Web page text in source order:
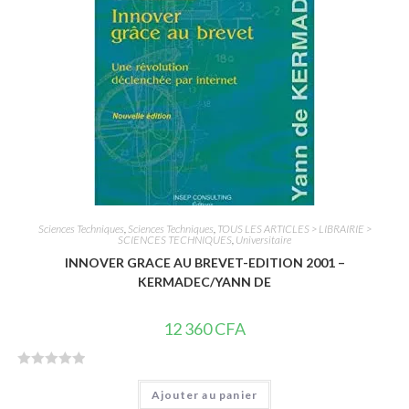
Sciences Techniques, Sciences Techniques, TOUS LES ARTICLES > LIBRAIRIE >
SCIENCES TECHNIQUES, Universitaire
INNOVER GRACE AU BREVET-EDITION 2001 –
KERMADEC/YANN DE
12 360CFA
Ajouter au panier